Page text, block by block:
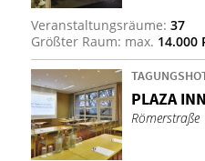
Veranstaltungsräume: 37
Größter Raum: max. 14.000
PLA­ZA